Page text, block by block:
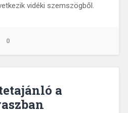
vidéki szemszögből.
0
a